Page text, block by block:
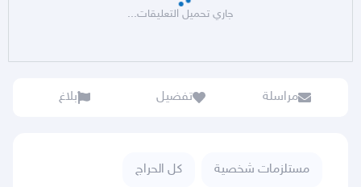
جاري تحميل التعليقات...
مراسلة تفضيل بلاغ
مستلزمات شخصية كل الحراج